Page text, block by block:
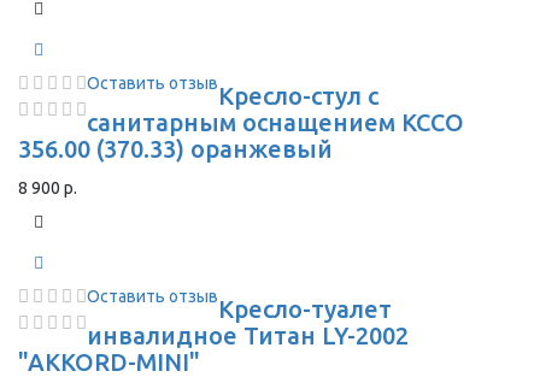
Оставить отзывКресло-стул с
санитарным оснащением КССО
356.00 (370.33) оранжевый
8 900 р.
Оставить отзывКресло-туалет
инвалидное Титан LY-2002
"AKKORD-MINI"